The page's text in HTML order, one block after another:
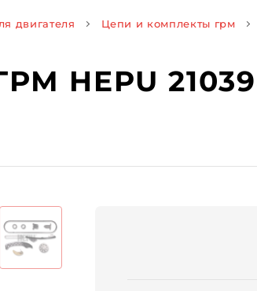
двигателя Цепи и комплекты грм
HEPU